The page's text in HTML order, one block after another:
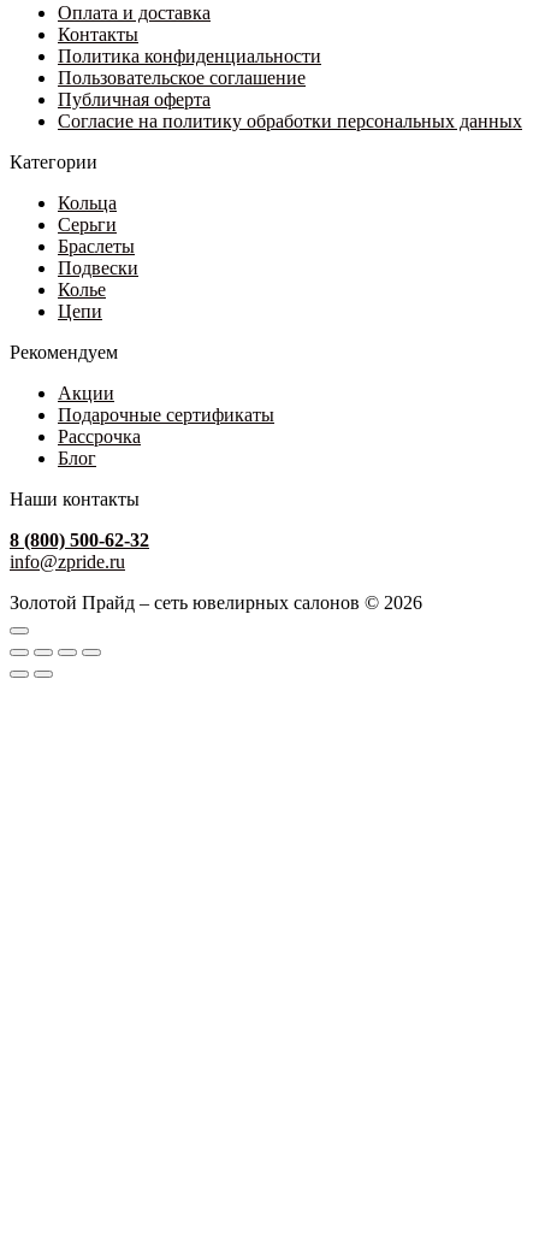
Оплата и доставка
Контакты
Политика конфиденциальности
Пользовательское соглашение
Публичная оферта
Согласие на политику обработки персональных данных
Категории
Кольца
Серьги
Браслеты
Подвески
Колье
Цепи
Рекомендуем
Акции
Подарочные сертификаты
Рассрочка
Блог
Наши контакты
8 (800) 500-62-32
info@zpride.ru
Золотой Прайд – сеть ювелирных салонов © 2026